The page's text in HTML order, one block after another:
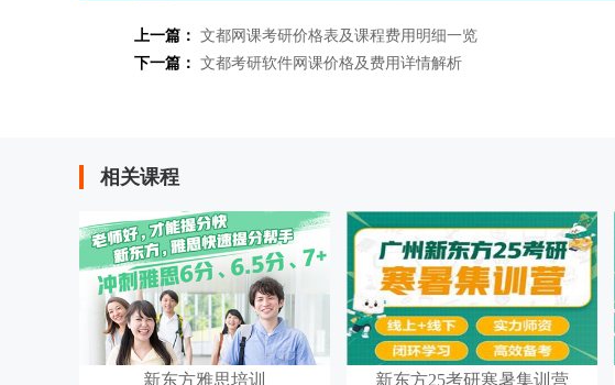
上一篇： 文都网课考研价格表及课程费用明细一览
下一篇： 文都考研软件网课价格及费用详情解析
相关课程
新东方雅思培训 新东方25考研寒暑集训营